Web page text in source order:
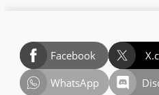
Facebook
WhatsApp